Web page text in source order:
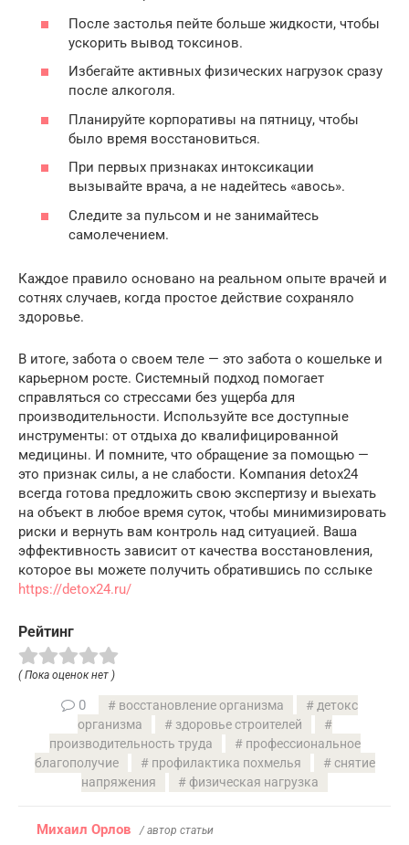
После застолья пейте больше жидкости, чтобы
ускорить вывод токсинов.
Избегайте активных физических нагрузок сразу
после алкоголя.
Планируйте корпоративы на пятницу, чтобы
было время восстановиться.
При первых признаках интоксикации
вызывайте врача, а не надейтесь «авось».
Следите за пульсом и не занимайтесь
самолечением.
Каждое правило основано на реальном опыте врачей и
сотнях случаев, когда простое действие сохраняло
здоровье.
В итоге, забота о своем теле — это забота о кошельке и
карьерном росте. Системный подход помогает
справляться со стрессами без ущерба для
производительности. Используйте все доступные
инструменты: от отдыха до квалифицированной
медицины. И помните, что обращение за помощью —
это признак силы, а не слабости. Компания detox24
всегда готова предложить свою экспертизу и выехать
на объект в любое время суток, чтобы минимизировать
риски и вернуть вам контроль над ситуацией. Ваша
эффективность зависит от качества восстановления,
которое вы можете получить обратившись по сслыке
https://detox24.ru/
Рейтинг
( Пока оценок нет )
0 восстановление организма
детокс
организма
здоровье строителей
производительность труда
профессиональное
благополучие
профилактика похмелья
снятие
напряжения
физическая нагрузка
Михаил Орлов / автор статьи